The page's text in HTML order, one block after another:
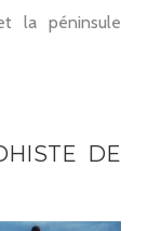
la péninsule
DE